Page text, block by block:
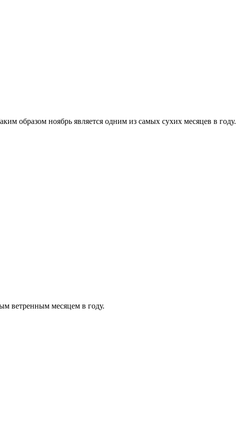
образом ноябрь является одним из самых сухих месяцев в году.
ветренным месяцем в году.